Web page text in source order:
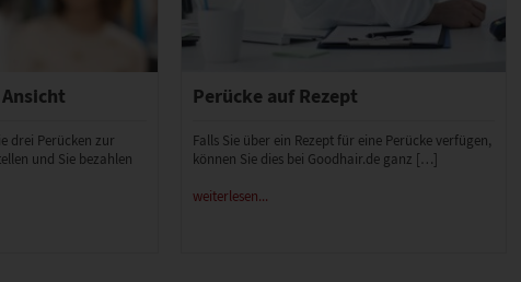
drei Perücken zur
und Sie bezahlen
Perücke auf Rezept
Falls Sie über ein Rezept für eine Perücke verfügen,
können Sie dies bei Goodhair.de ganz […]
weiterlesen...